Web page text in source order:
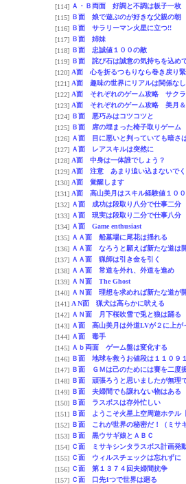
[114] Ａ・Ｂ両面 好調と不調は板子一枚
[115] Ｂ面 娘で遊ぶのが好きな父親の朝
[116] Ｂ面 サラリーマン火星に立つ!!
[117] Ｂ面 姉妹
[118] Ｂ面 忠誠値１００の敵
[119] Ｂ面 詫び石は誠意の気持ちを込め
[120] A面 心を折るつもりなら巻き戻り
[121] A面 趣味の世界にリアルは関係なし
[122] A面 それぞれのゲーム攻略 サク
[123] A面 それぞれのゲーム攻略 美月＆
[124] Ｂ面 悪巧みはコツコツと
[125] Ｂ面 席の埋まった椅子取りゲーム
[126] Ａ面 目に悪いと判っていても暗さ
[127] Ａ面 レアスキルは突然に
[128] A面 中身は一体誰でしょう？
[129] A面 注意 あまり追い込まないで
[130] A面 覚醒します
[131] A面 高山美月はスキル経験値１０
[132] Ａ面 成功は段取り八分で仕事二分
[133] Ａ面 現実は段取り二分で仕事八分
[134] Ａ面 Game enthusiast
[135] ＡＡ面 船墓場に尾花は揺れる
[136] ＡＡ面 なろうと願えば新たな道は
[137] ＡＡ面 猟師は引き金を引く
[138] ＡＡ面 常道を外れ、外道を進め
[139] ＡＮ面 The Ghost
[140] ＡＮ面 理想を求めれば新たな道が
[141] A N面 猟犬は高らかに吠える
[142] ＡＮ面 月下桜吹雪で兎と狼は踊る
[143] Ａ面 高山美月は外道LVが２に上が
[144] Ａ面 毒手
[145] Ａｂ両面 ゲーム盤は変化する
[146] Ｂ面 地球を救うお値段は１１０９
[147] Ｂ面 ＧＭは己のためには賽を二度
[148] Ｂ面 頑張ろうと思いましたが無理
[149] Ｂ面 夫婦間でも譲れない物はある
[150] Ｂ面 ラスボスは存外忙しい
[151] Ｂ面 ようこそ火星上空周遊ホテル
[152] Ｂ面 これが世界の秘密だ！（ミサ
[153] Ｂ面 黒ウサギ娘とＡＢＣ
[154] Ｃ面 ミサキシンタラスボス計画発
[155] Ｃ面 ウィルスチェックは忘れずに
[156] Ｃ面 第１３７４回夫婦間抗争
[157] Ｃ面 口先1つで世界は廻る